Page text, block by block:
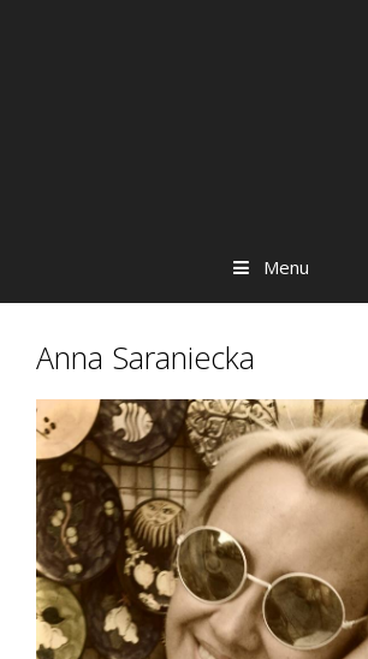
Menu
Anna Saraniecka